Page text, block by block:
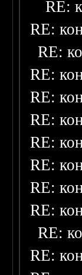
RE:
RE:
RE:
RE:
RE:
RE:
RE:
RE:
RE:
RE:
RE:
RE: